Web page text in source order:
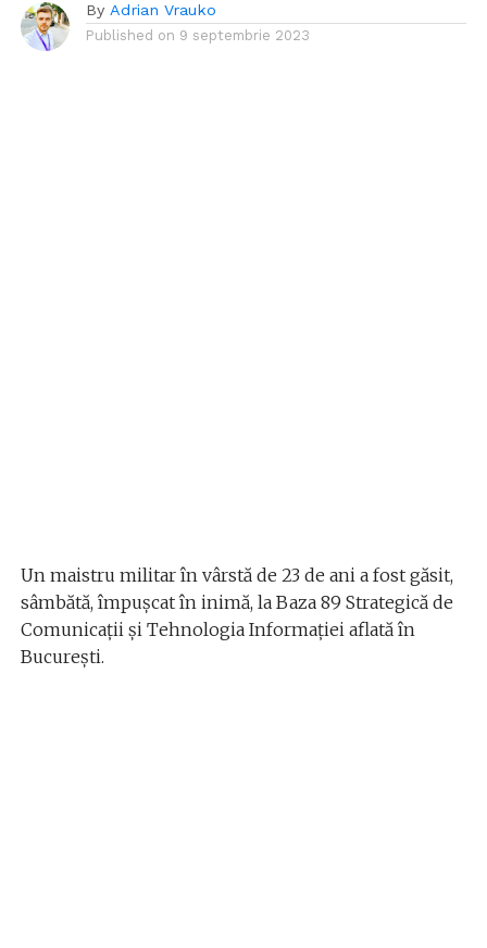
By Adrian Vrauko
Published on 9 septembrie 2023
Un maistru militar în vârstă de 23 de ani a fost găsit,
sâmbătă, împuşcat în inimă, la Baza 89 Strategică de
Comunicații și Tehnologia Informației aflată în
București.